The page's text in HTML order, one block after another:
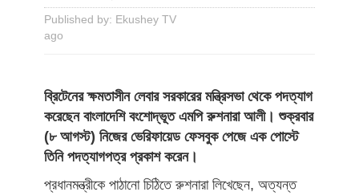
Published by: Ekushey TV
ago
ব্রিটেনের ক্ষমতাসীন লেবার সরকারের মন্ত্রিসভা থেকে পদত্যাগ
করেছেন বাংলাদেশি বংশোদ্ভূত এমপি রুশনারা আলী। শুক্রবার
(৮ আগস্ট) নিজের ভেরিফায়েড ফেসবুক পেজে এক পোস্টে
তিনি পদত্যাগপত্র প্রকাশ করেন।
প্রধানমন্ত্রীকে পাঠানো চিঠিতে রুশনারা লিখেছেন, অত্যন্ত